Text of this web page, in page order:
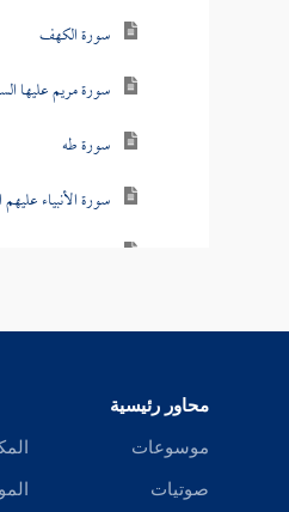
سورة الكهف
سورة مريم عليها
سورة طه
سورة الأنبياء
محاور رئيسية
موسوعات
صوتيات